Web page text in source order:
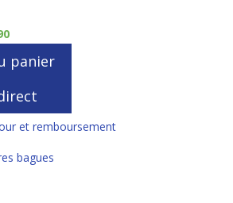
panier
et remboursement
bagues